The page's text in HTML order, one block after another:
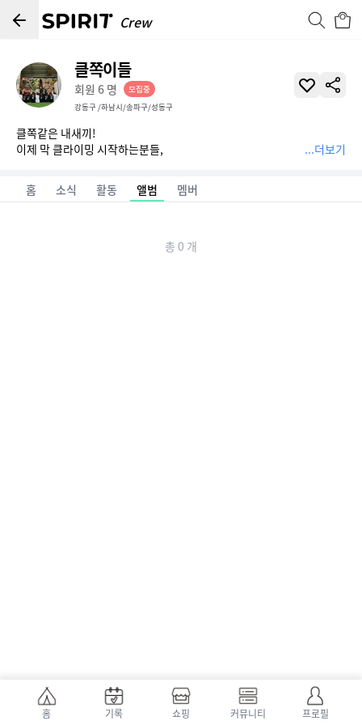
Crew
클쪽이들
회원 6 명
모집중
강동구 /하남시/송파구/성동구
클쪽같은 내새끼!
이제 막 클라이밍 시작하는분들,
다같이 즐겁게 성장하는 크루입니다!
...더보기
홈 소식 활동 앨범 멤버
총 0 개
홈 기록 쇼핑 커뮤니티 프로필
스피릿 | 클라이머를 위한 기록, 경쟁, 스토어 앱 SPIRI7